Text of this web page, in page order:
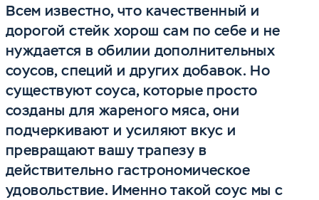
Всем известно, что качественный и
дорогой стейк хорош сам по себе и не
нуждается в обилии дополнительных
соусов, специй и других добавок. Но
существуют соуса, которые просто
созданы для жареного мяса, они
подчеркивают и усиляют вкус и
превращают вашу трапезу в
действительно гастрономическое
удовольствие. Именно такой соус мы с